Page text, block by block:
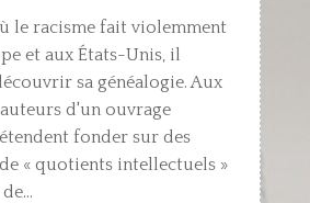
le racisme fait violemment
et aux États-Unis, il
sa généalogie. Aux
d'un ouvrage
fonder sur des
« quotients intellectuels »